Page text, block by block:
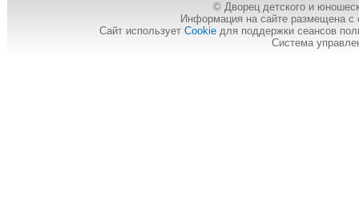
© Дворец детского и
Информация на сайте размещена с
Сайт используетCookie для поддержки сеансов
Система